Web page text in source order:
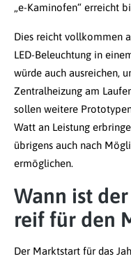
„e-Kaminofen“ erreicht
Dies reicht vollkommen
LED-Beleuchtung in
würde auch ausreichen,
Zentralheizung am
sollen weitere
Watt an Leistung
übrigens auch nach
ermöglichen.
Wann ist
reif für den
Der Marktstart für das